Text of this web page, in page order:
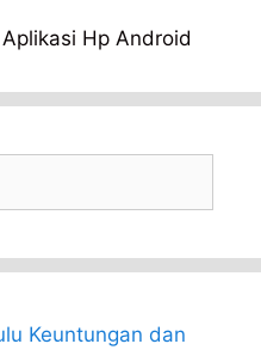
Aplikasi Hp Android
Keuntungan dan